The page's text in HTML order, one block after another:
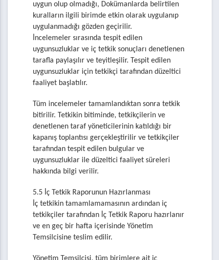
uygun olup olmadığı, Dokümanlarda belirtilen
kuralların ilgili birimde etkin olarak uygulanıp
uygulanmadığı gözden geçirilir.
İncelemeler sırasında tespit edilen
uygunsuzluklar ve iç tetkik sonuçları denetlenen
tarafla paylaşılır ve teyitleşilir. Tespit edilen
uygunsuzluklar için tetkikçi tarafından düzeltici
faaliyet başlatılır.
Tüm incelemeler tamamlandıktan sonra tetkik
bitirilir. Tetkikin bitiminde, tetkikçilerin ve
denetlenen taraf yöneticilerinin katıldığı bir
kapanış toplantısı gerçekleştirilir ve tetkikçiler
tarafından tespit edilen bulgular ve
uygunsuzluklar ile düzeltici faaliyet süreleri
hakkında bilgi verilir.
5.5 İç Tetkik Raporunun Hazırlanması
İç tetkikin tamamlamamasının ardından iç
tetkikçiler tarafından İç Tetkik Raporu hazırlanır
ve en geç bir hafta içerisinde Yönetim
Temsilcisine teslim edilir.